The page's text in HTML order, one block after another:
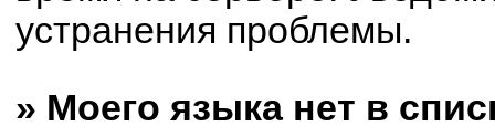
устранения проблемы.
» Моего языка нет в